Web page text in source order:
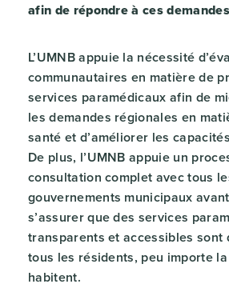
afin de répondre à ces
L’UMNB appuie la nécessité
communautaires en matière de
services paramédicaux afin de
les demandes régionales en
santé et d’améliorer les
De plus, l’UMNB appuie un
consultation complet avec tous
gouvernements municipaux
s’assurer que des services
transparents et accessibles sont
tous les résidents, peu importe
habitent.